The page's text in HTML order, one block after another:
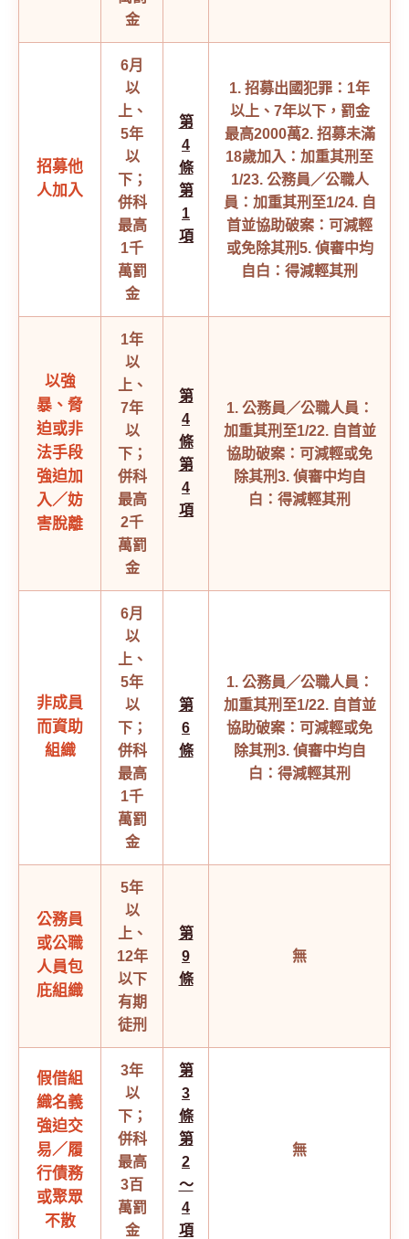
金
招募他
人加入
6月
以
上、
5年
以
下；
併科
最高
1千
萬罰
金
第
4
條
第
1
項
1. 招募出國犯罪：1年
以上、7年以下，罰金
最高2000萬2. 招募未滿
18歲加入：加重其刑至
1/23. 公務員／公職人
員：加重其刑至1/24. 自
首並協助破案：可減輕
或免除其刑 5. 偵審中均
自白：得減輕其刑
以強
暴、脅
迫或非
法手段
強迫加
入／妨
害脫離
1年
以
上、
7年
以
下；
併科
最高
2千
萬罰
金
第
4
條
第
4
項
1. 公務員／公職人員：
加重其刑至1/22. 自首並
協助破案：可減輕或免
除其刑 3. 偵審中均自
白：得減輕其刑
非成員
而資助
組織
6月
以
上、
5年
以
下；
併科
最高
1千
萬罰
金
第
6
條
1. 公務員／公職人員：
加重其刑至1/22. 自首並
協助破案：可減輕或免
除其刑 3. 偵審中均自
白：得減輕其刑
公務員
或公職
人員包
庇組織
5年
以
上、
12年
以下
有期
徒刑
第
9
條
無
假借組
織名義
強迫交
易／履
行債務
或聚眾
不散
3年
以
下；
併科
最高
3百
萬罰
金
第
3
條
第
2
～
4
項
無